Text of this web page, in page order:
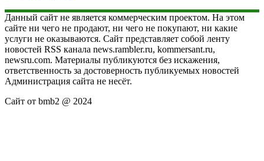
Данный сайт не является коммерческим проектом. На этом
сайте ни чего не продают, ни чего не покупают, ни какие
услуги не оказываются. Сайт представляет собой ленту
новостей RSS канала news.rambler.ru, kommersant.ru,
newsru.com. Материалы публикуются без искажения,
ответственность за достоверность публикуемых новостей
Администрация сайта не несёт.
Сайт от bmb2 @ 2024